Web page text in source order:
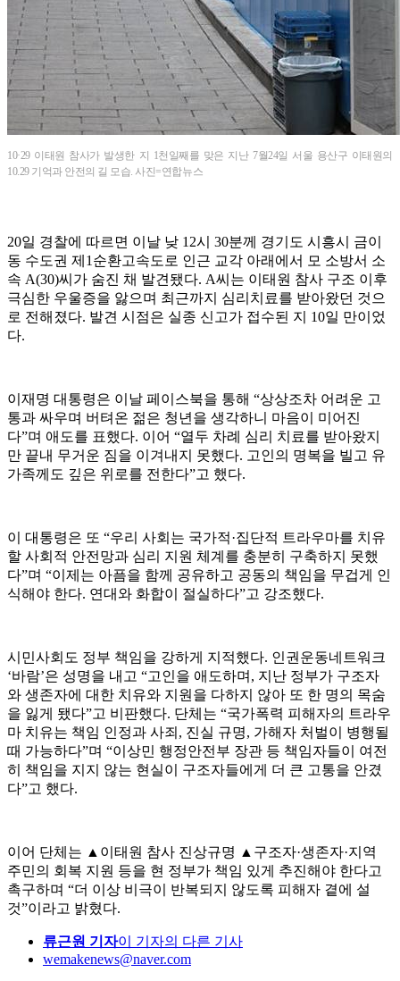
10·29 이태원 참사가 발생한 지 1천일째를 맞은 지난 7월24일 서울 용산구 이태원의
10.29 기억과 안전의 길 모습. 사진=연합뉴스
20일 경찰에 따르면 이날 낮 12시 30분께 경기도 시흥시 금이
동 수도권 제1순환고속도로 인근 교각 아래에서 모 소방서 소
속 A(30)씨가 숨진 채 발견됐다. A씨는 이태원 참사 구조 이후
극심한 우울증을 앓으며 최근까지 심리치료를 받아왔던 것으
로 전해졌다. 발견 시점은 실종 신고가 접수된 지 10일 만이었
다.
이재명 대통령은 이날 페이스북을 통해 “상상조차 어려운 고
통과 싸우며 버텨온 젊은 청년을 생각하니 마음이 미어진
다”며 애도를 표했다. 이어 “열두 차례 심리 치료를 받아왔지
만 끝내 무거운 짐을 이겨내지 못했다. 고인의 명복을 빌고 유
가족께도 깊은 위로를 전한다”고 했다.
이 대통령은 또 “우리 사회는 국가적·집단적 트라우마를 치유
할 사회적 안전망과 심리 지원 체계를 충분히 구축하지 못했
다”며 “이제는 아픔을 함께 공유하고 공동의 책임을 무겁게 인
식해야 한다. 연대와 화합이 절실하다”고 강조했다.
시민사회도 정부 책임을 강하게 지적했다. 인권운동네트워크
‘바람’은 성명을 내고 “고인을 애도하며, 지난 정부가 구조자
와 생존자에 대한 치유와 지원을 다하지 않아 또 한 명의 목숨
을 잃게 됐다”고 비판했다. 단체는 “국가폭력 피해자의 트라우
마 치유는 책임 인정과 사죄, 진실 규명, 가해자 처벌이 병행될
때 가능하다”며 “이상민 행정안전부 장관 등 책임자들이 여전
히 책임을 지지 않는 현실이 구조자들에게 더 큰 고통을 안겼
다”고 했다.
이어 단체는 ▲이태원 참사 진상규명 ▲구조자·생존자·지역
주민의 회복 지원 등을 현 정부가 책임 있게 추진해야 한다고
촉구하며 “더 이상 비극이 반복되지 않도록 피해자 곁에 설
것”이라고 밝혔다.
류근원 기자이 기자의 다른 기사
wemakenews@naver.com